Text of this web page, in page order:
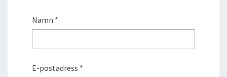
Namn *
E-postadress *